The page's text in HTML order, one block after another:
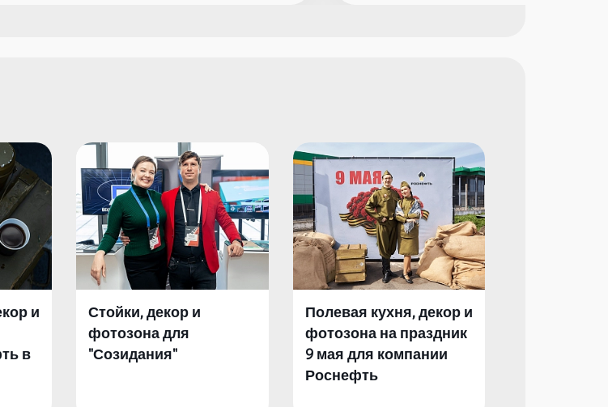
и
в
Стойки, декор и
фотозона для
"Созидания"
Полевая кухня, декор и
фотозона на праздник
9 мая для компании
Роснефть